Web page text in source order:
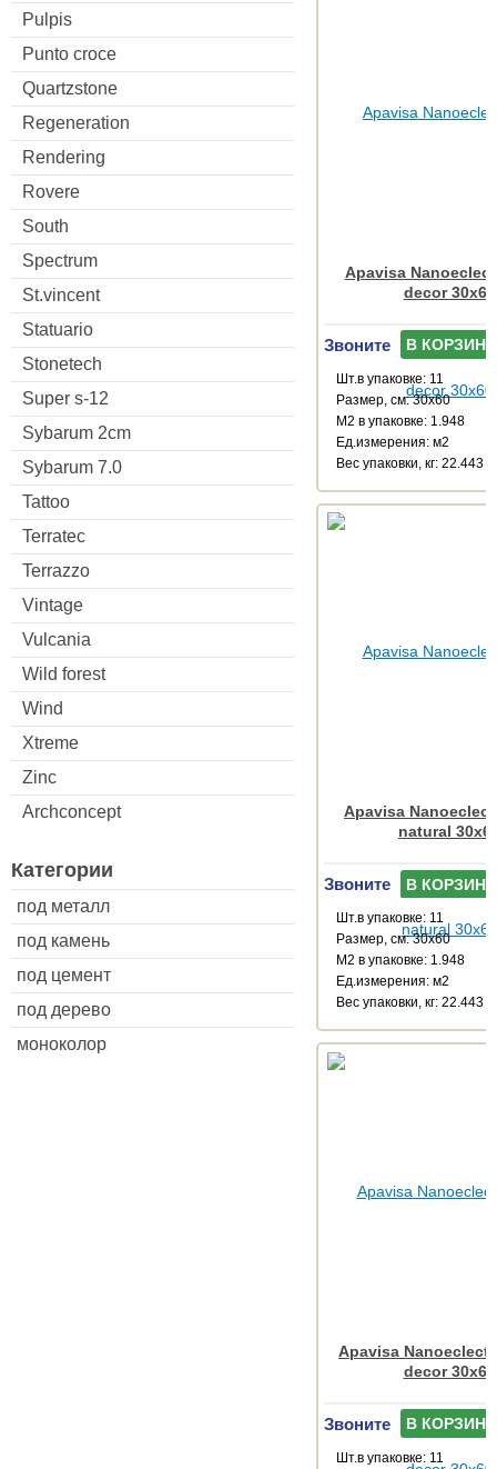
Pulpis
Punto croce
Quartzstone
Regeneration
Rendering
Rovere
South
Spectrum
St.vincent
Statuario
Stonetech
Super s-12
Sybarum 2cm
Sybarum 7.0
Tattoo
Terratec
Terrazzo
Vintage
Vulcania
Wild forest
Wind
Xtreme
Zinc
Archconcept
Категории
под металл
под камень
под цемент
под дерево
моноколор
Apavisa
decor 30x60
Звоните В КОРЗИНУ
Шт.в упаковке: 11
Размер, см: 30x60
М2 в упаковке: 1.948
Ед.измерения: м2
Веc упаковки, кг: 22.443
Apavisa
natural
Звоните В КОРЗИНУ
Шт.в упаковке: 11
Размер, см: 30x60
М2 в упаковке: 1.948
Ед.измерения: м2
Веc упаковки, кг: 22.443
Apavisa
decor 30x60
Звоните В КОРЗИНУ
Шт.в упаковке: 11